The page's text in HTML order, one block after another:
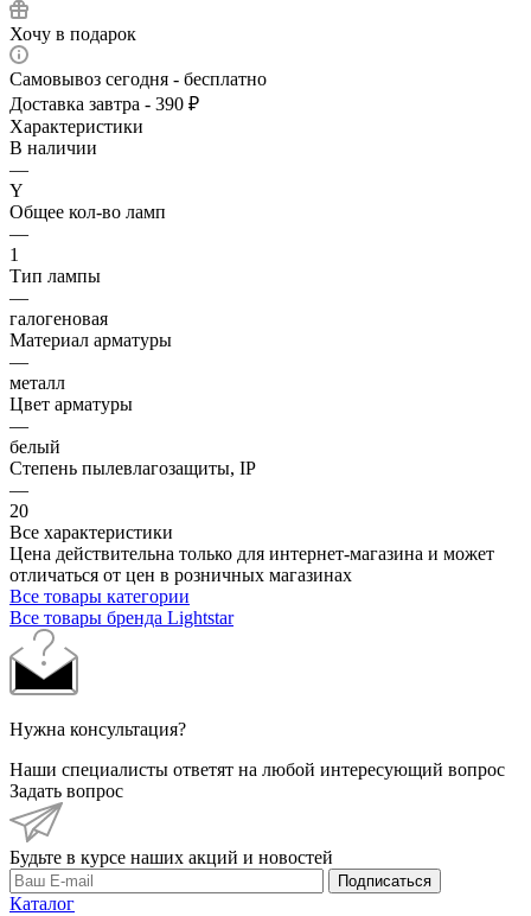
Хочу в подарок
Самовывоз сегодня - бесплатно
Доставка завтра - 390 ₽
Характеристики
В наличии
—
Y
Общее кол-во ламп
—
1
Тип лампы
—
галогеновая
Материал арматуры
—
металл
Цвет арматуры
—
белый
Степень пылевлагозащиты, IP
—
20
Все характеристики
Цена действительна только для интернет-магазина и может
отличаться от цен в розничных магазинах
Все товары категории
Все товары бренда Lightstar
Нужна консультация?
Наши специалисты ответят на любой интересующий вопрос
Задать вопрос
Будьте в курсе наших акций и новостей
Подписаться
Каталог